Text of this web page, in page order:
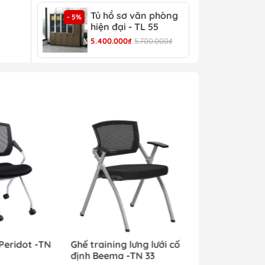
- 5%
Tủ hồ sơ văn phòng
hiện đại - TL 55
5.400.000₫ 5.700.000₫
-TN
Ghế training lưng lưới cố
định Beema -TN 33